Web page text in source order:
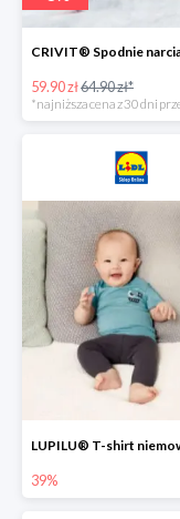
59.90 zł64.90 zł*
39%